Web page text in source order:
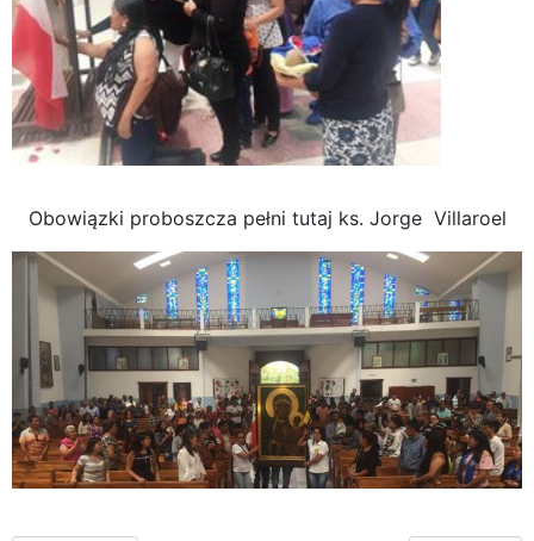
Obowiązki proboszcza pełni tutaj ks. Jorge Villaroel